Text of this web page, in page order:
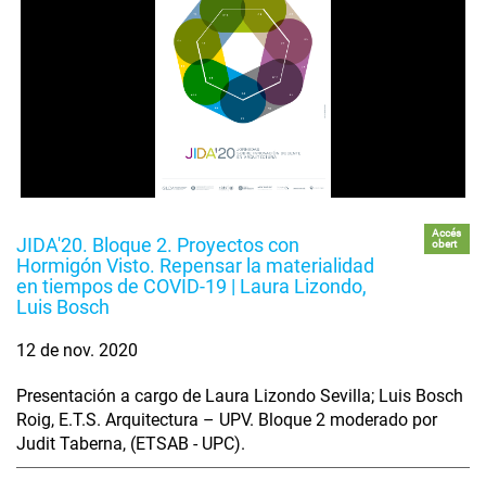
JIDA'20. Bloque 2. Proyectos con
Hormigón Visto. Repensar la materialidad
en tiempos de COVID-19 | Laura Lizondo,
Luis Bosch
Accés
obert
12 de nov. 2020
Presentación a cargo de Laura Lizondo Sevilla; Luis Bosch
Roig, E.T.S. Arquitectura – UPV. Bloque 2 moderado por
Judit Taberna, (ETSAB - UPC).